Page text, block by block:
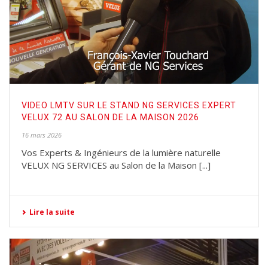
VIDEO LMTV SUR LE STAND NG SERVICES EXPERT
VELUX 72 AU SALON DE LA MAISON 2026
16 mars 2026
Vos Experts & Ingénieurs de la lumière naturelle
VELUX NG SERVICES au Salon de la Maison [...]
Lire la suite